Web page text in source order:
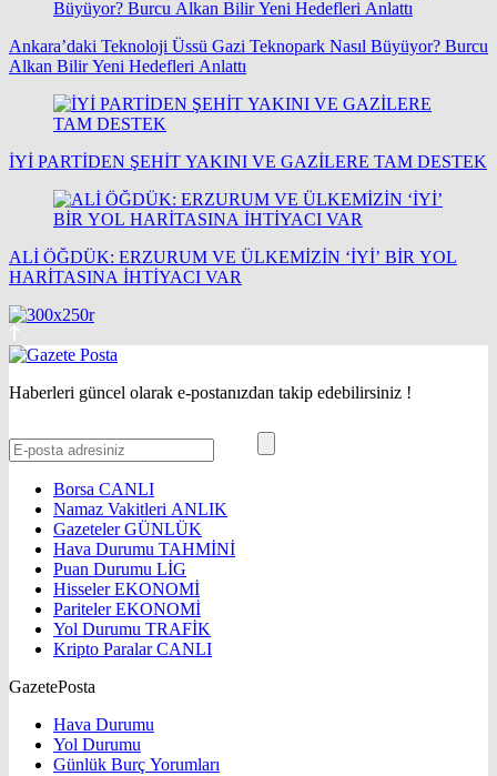
Ankara’daki Teknoloji Üssü Gazi Teknopark Nasıl Büyüyor? Burcu
Alkan Bilir Yeni Hedefleri Anlattı
İYİ PARTİDEN ŞEHİT YAKINI VE GAZİLERE TAM DESTEK
ALİ ÖĞDÜK: ERZURUM VE ÜLKEMİZİN ‘İYİ’ BİR YOL
HARİTASINA İHTİYACI VAR
Haberleri güncel olarak e-postanızdan takip edebilirsiniz !
Borsa CANLI
Namaz Vakitleri ANLIK
GazetelerGÜNLÜK
Hava Durumu TAHMİNİ
Puan Durumu LİG
HisselerEKONOMİ
ParitelerEKONOMİ
Yol Durumu TRAFİK
Kripto ParalarCANLI
GazetePosta
Hava Durumu
Yol Durumu
Günlük Burç Yorumları